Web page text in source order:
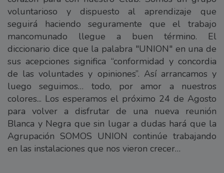
voluntarioso y dispuesto al aprendizaje que
seguirá haciendo seguramente que el trabajo
mancomunado llegue a buen término. El
diccionario dice que la palabra "UNION" en una de
sus acepciones significa “conformidad y concordia
de las voluntades y opiniones”. Así arrancamos y
luego seguimos… todo, por amor a nuestros
colores... Los esperamos el próximo 24 de Agosto
para volver a disfrutar de una nueva reunión
Blanca y Negra que sin lugar a dudas hará que la
Agrupación SOMOS UNION continúe trabajando
en las instalaciones que nos vieron crecer…